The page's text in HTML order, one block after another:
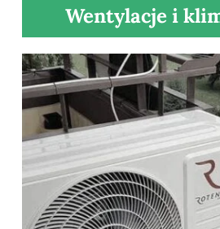
Wentylacje i